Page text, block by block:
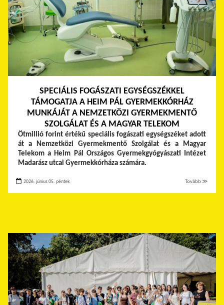
SPECIÁLIS FOGÁSZATI EGYSÉGSZÉKKEL
TÁMOGATJA A HEIM PÁL GYERMEKKÓRHÁZ
MUNKÁJÁT A NEMZETKÖZI GYERMEKMENTŐ
SZOLGÁLAT ÉS A MAGYAR TELEKOM
Ötmillió forint értékű speciális fogászati egységszéket adott
át a Nemzetközi Gyermekmentő Szolgálat és a Magyar
Telekom a Heim Pál Országos Gyermekgyógyászati Intézet
Madarász utcai Gyermekkórháza számára.
2026. június 05. péntek Tovább ≫